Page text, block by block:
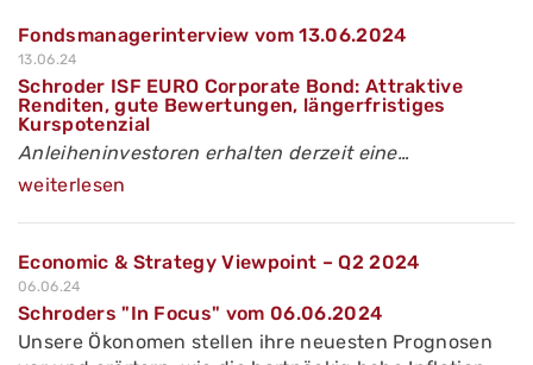
Fondsmanagerinterview vom 13.06.2024
13.06.24
Schroder ISF EURO Corporate Bond: Attraktive
Renditen, gute Bewertungen, längerfristiges
Kurspotenzial
Anleiheninvestoren erhalten derzeit eine…
weiterlesen
Economic & Strategy Viewpoint – Q2 2024
06.06.24
Schroders "In Focus" vom 06.06.2024
Unsere Ökonomen stellen ihre neuesten Prognosen